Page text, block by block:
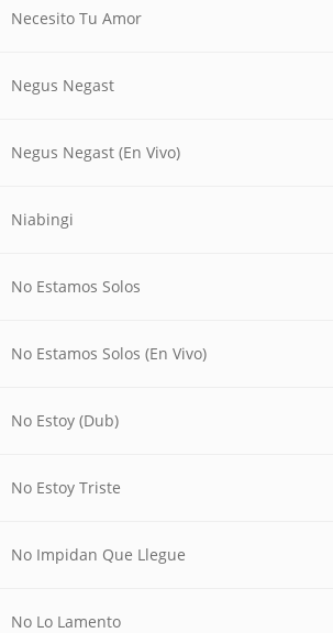
Necesito Tu Amor
Negus Negast
Negus Negast (En Vivo)
Niabingi
No Estamos Solos
No Estamos Solos (En Vivo)
No Estoy (Dub)
No Estoy Triste
No Impidan Que Llegue
No Lo Lamento